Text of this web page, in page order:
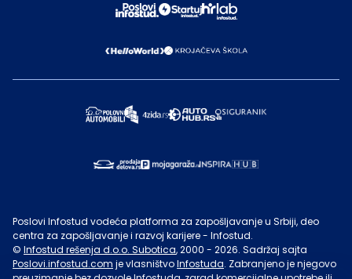
Poslovi Infostud vodeća platforma za zapošljavanje u Srbiji, deo
centra za zapošljavanje i razvoj karijere - Infostud.
© Infostud rešenja d.o.o. Subotica, 2000 - 2026. Sadržaj sajta
Poslovi.infostud.com je vlasništvoInfostuda. Zabranjeno je njegovo